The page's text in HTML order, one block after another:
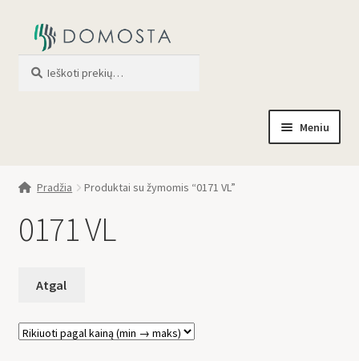
Meniu
Profilis
Pradžia Produktai su žymomis “0171 VL”
0171 VL